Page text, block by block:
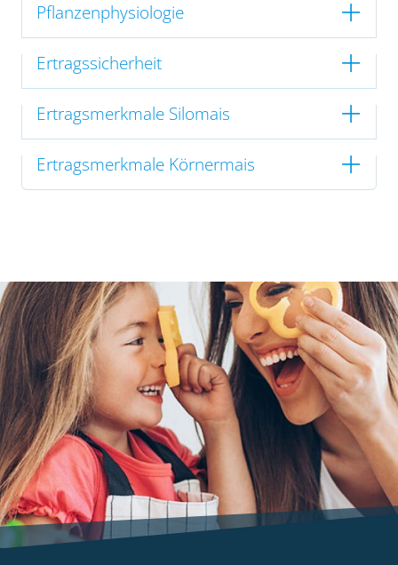
Pflanzenphysiologie
Ertragssicherheit
Ertragsmerkmale Silomais
Ertragsmerkmale Körnermais